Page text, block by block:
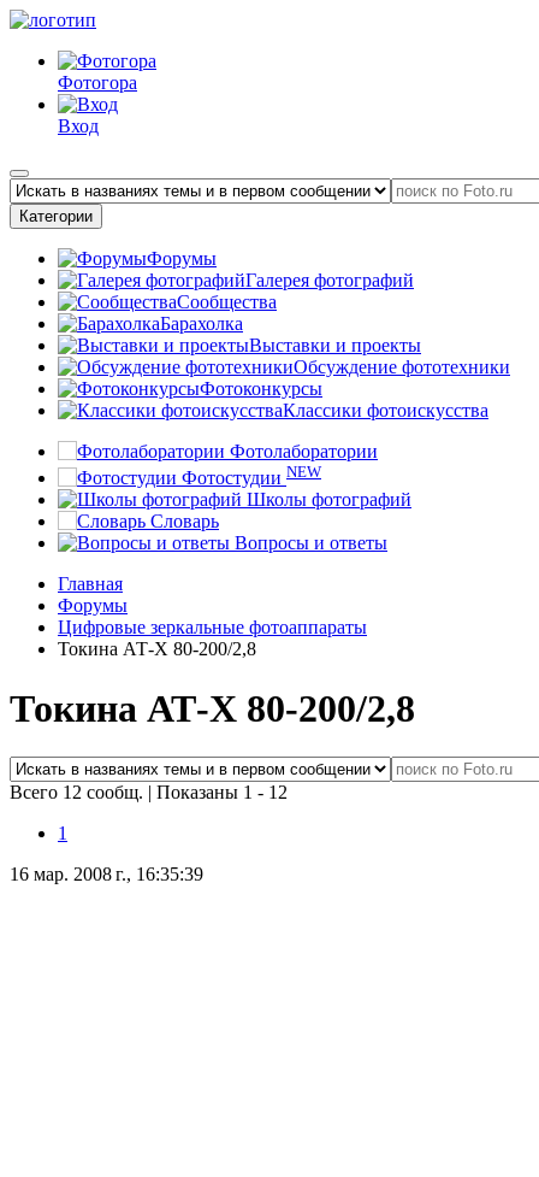
Фотогора
Вход
Категории
Форумы
Галерея фотографий
Сообщества
Барахолка
Выставки и проекты
Обсуждение фототехники
Фотоконкурсы
Классики фотоискусства
Фотолаборатории
Фотостудии NEW
Школы фотографий
Словарь
Вопросы и ответы
Главная
Форумы
Цифровые зеркальные фотоаппараты
Токина АТ-Х 80-200/2,8
Токина АТ-Х 80-200/2,8
Всего 12 сообщ. | Показаны 1 - 12
1
16 мар. 2008 г., 16:35:39